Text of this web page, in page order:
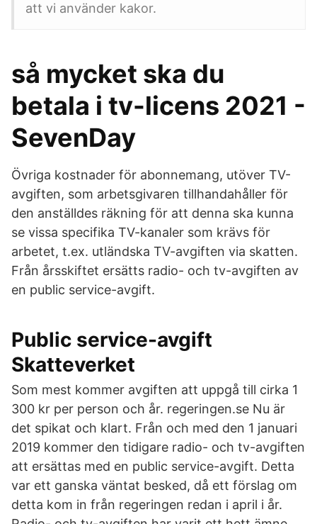
att vi använder kakor.
så mycket ska du
betala i tv-licens 2021 -
SevenDay
Övriga kostnader för abonnemang, utöver TV-
avgiften, som arbetsgivaren tillhandahåller för
den anställdes räkning för att denna ska kunna
se vissa specifika TV-kanaler som krävs för
arbetet, t.ex. utländska TV-avgiften via skatten.
Från årsskiftet ersätts radio- och tv-avgiften av
en public service-avgift.
Public service-avgift
Skatteverket
Som mest kommer avgiften att uppgå till cirka 1
300 kr per person och år. regeringen.se Nu är
det spikat och klart. Från och med den 1 januari
2019 kommer den tidigare radio- och tv-avgiften
att ersättas med en public service-avgift. Detta
var ett ganska väntat besked, då ett förslag om
detta kom in från regeringen redan i april i år.